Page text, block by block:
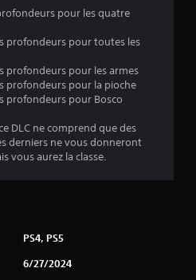
i
o
n
pour les quatre
profondeurs pour toutes les
profondeurs pour les armes
profondeurs pour la pioche
profondeurs pour Bosco
DLC ne comprend que des
derniers ne vous donneront
vous aurez la classe.
PS4, PS5
6/27/2024